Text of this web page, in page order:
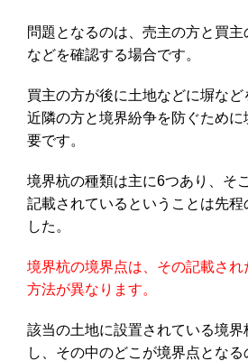
問題となるのは、売主の方と買
などを確認する場合です。
買主の方が後に土地などに塀など
近隣の方と境界紛争を防ぐため
要です。
境界杭の種類は主に6つあり、そ
記載されているということは先程
した。
境界杭の境界点は、その記載さ
方法が異なります。
該当の土地に設置されている境
し、その中のどこが境界点となる